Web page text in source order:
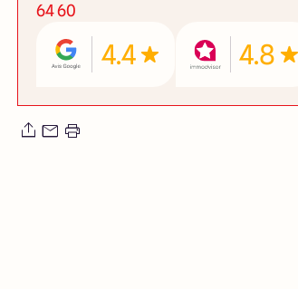
64 60
4.4 4.8